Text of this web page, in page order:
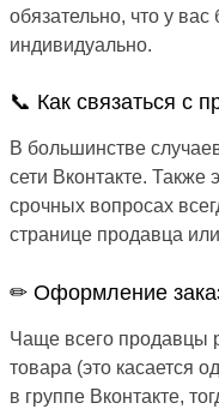
обязательно, что у
индивидуально.
📞 Как связаться с
В большинстве
сети Вконтакте.
срочных вопросах
странице продавца
✏ Оформление
Чаще всего продавцы
товара (это касается
в группе Вконтакте,